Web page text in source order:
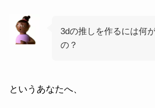
3dの推しを作るには何
の？
というあなたへ、